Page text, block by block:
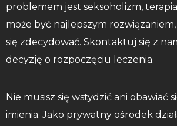
problemem jest seksoholizm,
może być najlepszym
się zdecydować. Skontaktuj się z
decyzję o rozpoczęciu leczenia.
Nie musisz się wstydzić ani obawiać
imienia. Jako prywatny ośrodek